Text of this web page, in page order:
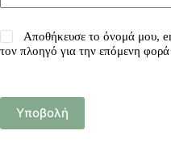
Αποθήκευσε το όνομά μου,
τον πλοηγό για την επόμενη
Υποβολή